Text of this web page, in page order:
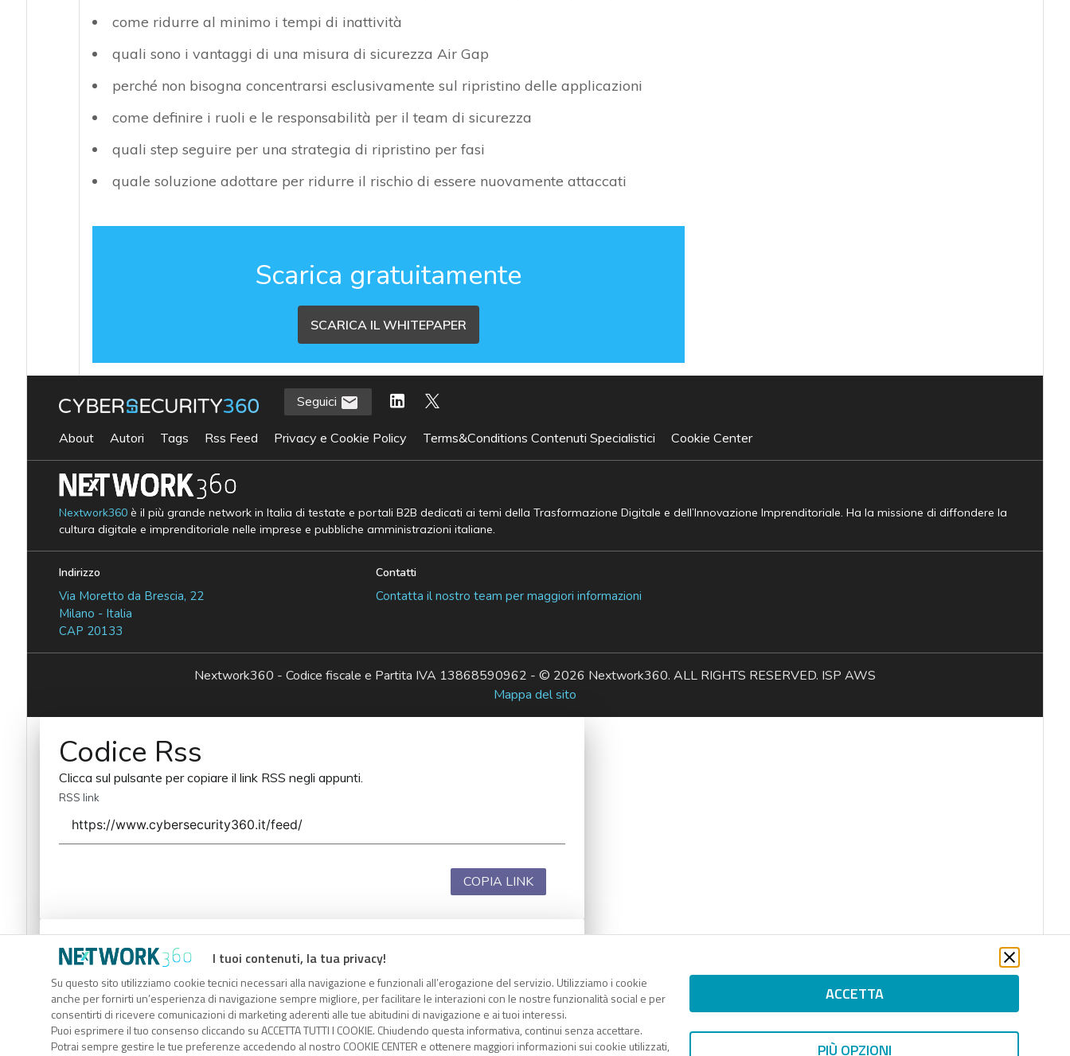
come ridurre al minimo i tempi di inattività
quali sono i vantaggi di una misura di sicurezza Air Gap
perché non bisogna concentrarsi esclusivamente sul ripristino delle applicazioni
come definire i ruoli e le responsabilità per il team di sicurezza
quali step seguire per una strategia di ripristino per fasi
quale soluzione adottare per ridurre il rischio di essere nuovamente attaccati
Scarica gratuitamente
SCARICA IL WHITEPAPER
I tuoi contenuti, la tua privacy!
Su questo sito utilizziamo cookie tecnici necessari alla navigazione e funzionali all’erogazione del servizio. Utilizziamo i cookie
anche per fornirti un’esperienza di navigazione sempre migliore, per facilitare le interazioni con le nostre funzionalità social e per
consentirti di ricevere comunicazioni di marketing aderenti alle tue abitudini di navigazione e ai tuoi interessi.
Puoi esprimere il tuo consenso cliccando su ACCETTA TUTTI I COOKIE. Chiudendo questa informativa, continui senza accettare.
Potrai sempre gestire le tue preferenze accedendo al nostro COOKIE CENTER e ottenere maggiori informazioni sui cookie utilizzati,
ACCETTA
PIÙ OPZIONI
Seguici
About Autori Tags Rss Feed Privacy e Cookie Policy Terms&Conditions Contenuti Specialistici Cookie Center
Nextwork360è il più grande network in Italia di testate e portali B2B dedicati ai temi della Trasformazione Digitale e dell’Innovazione Imprenditoriale. Ha la missione di diffondere la
cultura digitale e imprenditoriale nelle imprese e pubbliche amministrazioni italiane.
Indirizzo
Via Moretto da Brescia, 22
Milano - Italia
CAP 20133
Contatti
Contatta il nostro team per maggiori informazioni
Nextwork360 - Codice fiscale e Partita IVA 13868590962 - © 2026 Nextwork360. ALL RIGHTS RESERVED. ISP AWS
Mappa del sito
Codice Rss
Clicca sul pulsante per copiare il link RSS negli appunti.
RSS link
COPIA LINK
Codice Rss
Clicca sul pulsante per copiare il link RSS negli appunti.
RSS link